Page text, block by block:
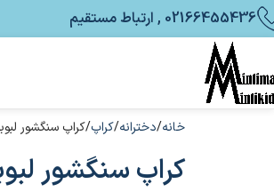
02166455436 , ارتباط مستقیم
خانه دخترانه کراپ کراپ سنگشور
کراپ سنگشور